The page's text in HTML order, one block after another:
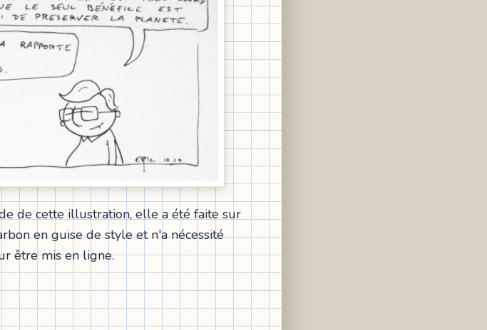
de cette illustration, elle a été faite sur
en guise de style et n'a nécessité
être mis en ligne.